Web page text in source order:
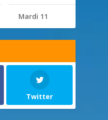
Mardi 11
Twitter